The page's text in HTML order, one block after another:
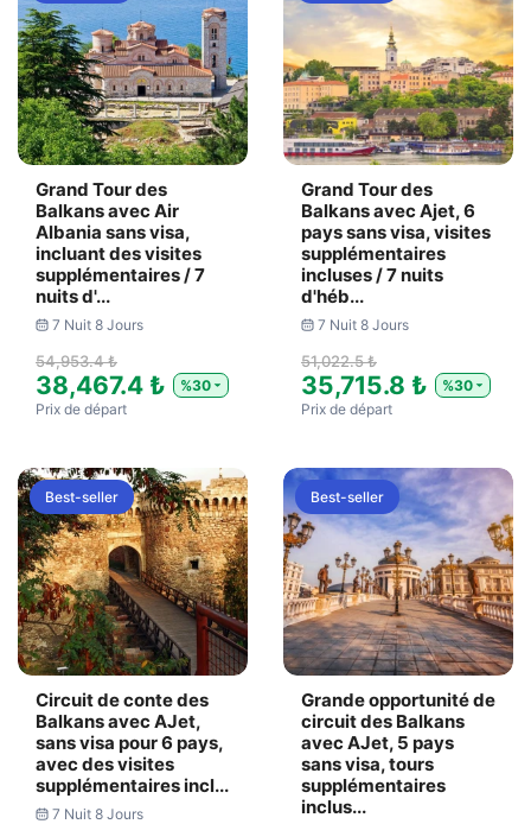
Grand Tour des
Balkans avec Air
Albania sans visa,
incluant des visites
supplémentaires / 7
nuits d'...
7 Nuit 8 Jours
54,953.4 ₺
38,467.4 ₺
%30
Prix ​​de départ
Grand Tour des
Balkans avec Ajet, 6
pays sans visa, visites
supplémentaires
incluses / 7 nuits
d'héb...
7 Nuit 8 Jours
51,022.5 ₺
35,715.8 ₺
%30
Prix ​​de départ
Best-seller
Circuit de conte des
Balkans avec AJet,
sans visa pour 6 pays,
avec des visites
supplémentaires incl...
7 Nuit 8 Jours
Best-seller
Grande opportunité de
circuit des Balkans
avec AJet, 5 pays
sans visa, tours
supplémentaires
inclus...